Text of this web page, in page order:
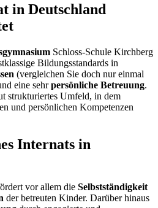
in Deutschland
Schloss-Schule Kirchberg
Bildungsstandards in
(vergleichen Sie doch nur einmal
eine sehrpersönliche Betreuung.
strukturiertes Umfeld, in dem
und persönlichen Kompetenzen
Internats in
vor allem die Selbstständigkeit
der betreuten Kinder. Darüber hinaus